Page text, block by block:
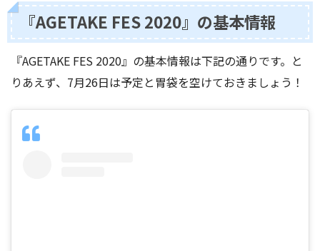
『AGETAKE FES 2020』の基本情報
『AGETAKE FES 2020』の基本情報は下記の通りです。と
りあえず、7月26日は予定と胃袋を空けておきましょう！